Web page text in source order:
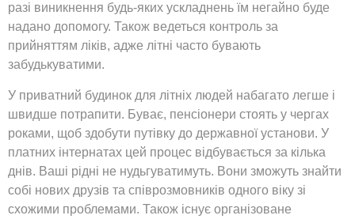
разі виникнення будь-яких ускладнень їм негайно буде
надано допомогу. Також ведеться контроль за
прийняттям ліків, адже літні часто бувають
забудькуватими.
У приватний будинок для літніх людей набагато легше і
швидше потрапити. Буває, пенсіонери стоять у чергах
роками, щоб здобути путівку до державної установи. У
платних інтернатах цей процес відбувається за кілька
днів. Ваші рідні не нудьгуватимуть. Вони зможуть знайти
собі нових друзів та співрозмовників одного віку зі
схожими проблемами. Також існує організоване